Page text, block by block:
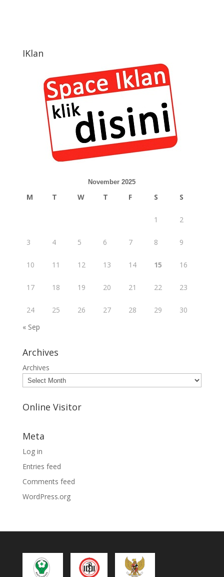
IKlan
November 2025
M T W T F S S
1 2
3 4 5 6 7 8 9
10 11 12 13 14 15 16
17 18 19 20 21 22 23
24 25 26 27 28 29
30
« Sep
Archives
Archives
Online Visitor
Meta
Log in
Entries feed
Comments feed
WordPress.org